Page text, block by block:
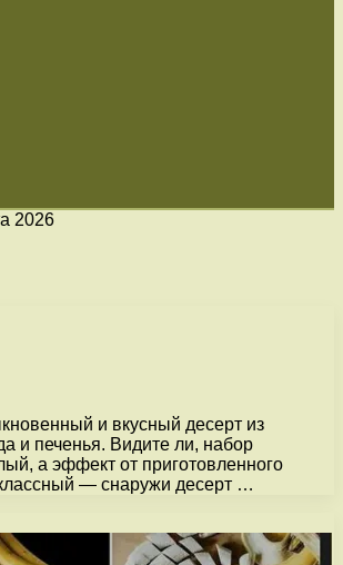
2026
и вкусный десерт из
и печенья. Видите ли, набор
а эффект от приготовленного
— снаружи десерт …